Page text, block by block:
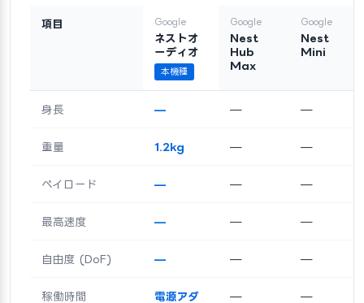
項目 Google
ネストオ
ーディオ
本機種
Google
Nest
Hub
Max
Google
Nest
Mini
身長 — — —
重量 1.2kg — —
ペイロード — — —
最高速度 — — —
自由度 (DoF) — — —
稼働時間
電源アダ
— —